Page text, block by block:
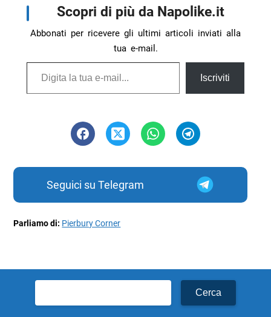
Scopri di più da Napolike.it
Abbonati per ricevere gli ultimi articoli inviati alla
tua e-mail.
Digita la tua e-mail...
Iscriviti
Seguici su Telegram
Parliamo di: Pierbury Corner
per: